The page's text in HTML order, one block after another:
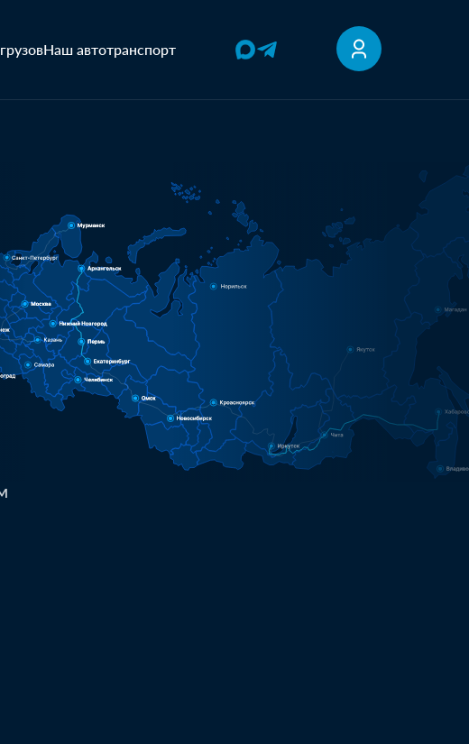
Наш автотранспорт